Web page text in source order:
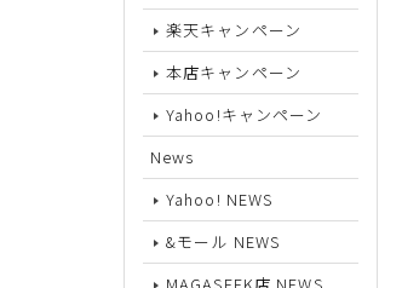
楽天キャンペーン
本店キャンペーン
Yahoo!キャンペーン
News
Yahoo! NEWS
&モール NEWS
23.5cm
24.5cm
26cm